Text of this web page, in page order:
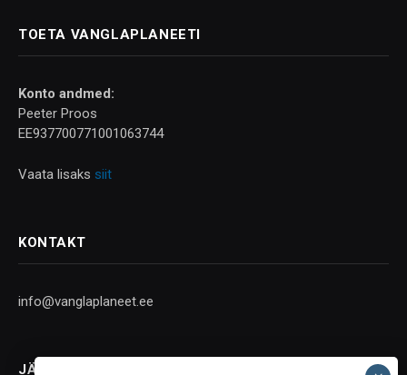
TOETA VANGLAPLANEETI
Konto andmed:
Peeter Proos
EE937700771001063744
Vaata lisaks siit
KONTAKT
info@vanglaplaneet.ee
JÄLGI SOTSIAALMEEDIAS